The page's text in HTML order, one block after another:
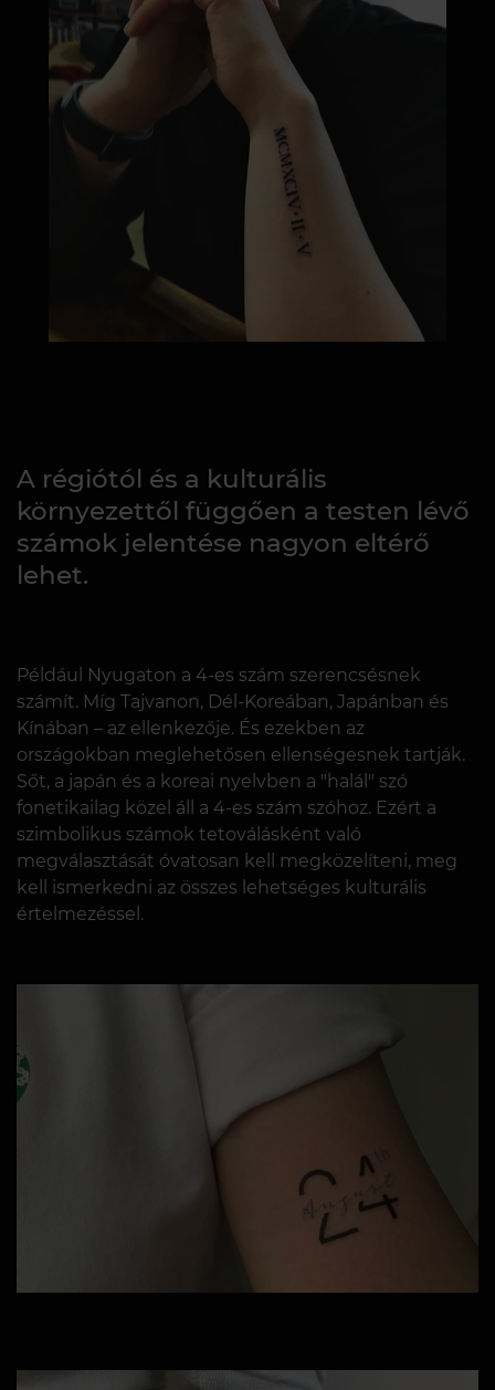
A régiótól és a kulturális
környezettől függően a testen lévő
számok jelentése nagyon eltérő
lehet.
Például Nyugaton a 4-es szám szerencsésnek
számít. Míg Tajvanon, Dél-Koreában, Japánban és
Kínában – az ellenkezője. És ezekben az
országokban meglehetősen ellenségesnek tartják.
Sőt, a japán és a koreai nyelvben a "halál" szó
fonetikailag közel áll a 4-es szám szóhoz. Ezért a
szimbolikus számok tetoválásként való
megválasztását óvatosan kell megközelíteni, meg
kell ismerkedni az összes lehetséges kulturális
értelmezéssel.